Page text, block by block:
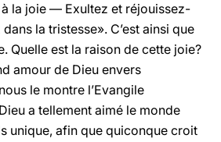
à la joie — Exultez et réjouissez-
la tristesse». C’est ainsi que
Quelle est la raison de cette joie?
amour de Dieu envers
le montre l’Evangile
a tellement aimé le monde
unique, afin que quiconque croit